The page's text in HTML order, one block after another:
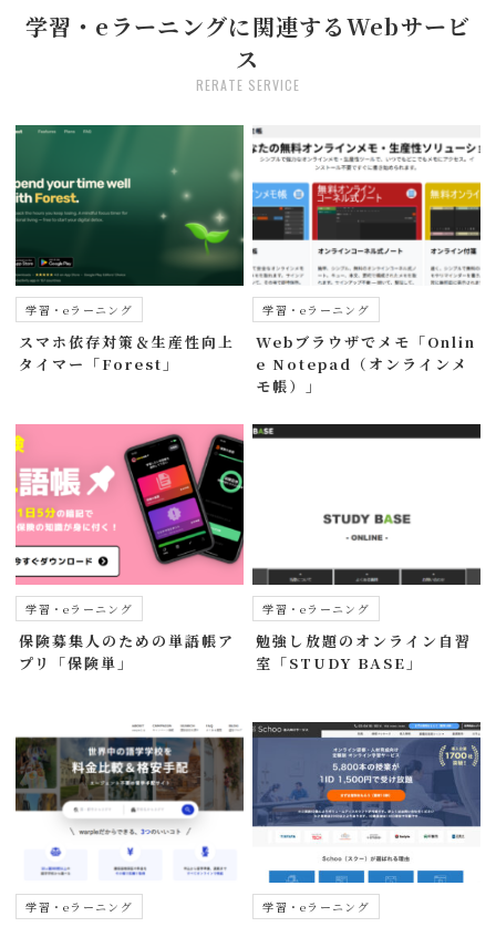
学習・eラーニングに関連するWebサービ
ス
RERATE SERVICE
学習・eラーニング
スマホ依存対策＆生産性向上
タイマー「Forest」
学習・eラーニング
Webブラウザでメモ「Onlin
e Notepad（オンラインメ
モ帳）」
学習・eラーニング
保険募集人のための単語帳ア
プリ「保険単」
学習・eラーニング
勉強し放題のオンライン自習
室「STUDY BASE」
学習・eラーニング 学習・eラーニング